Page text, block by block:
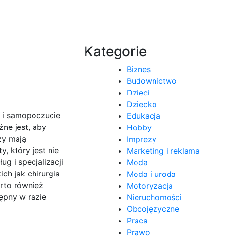
samopoczucie
jest, aby
mają
który jest nie
i specjalizacji
jak chirurgia
również
w razie
Kategorie
Biznes
Budownictwo
Dzieci
Dziecko
Edukacja
Hobby
Imprezy
Marketing i reklama
Moda
Moda i uroda
Motoryzacja
Nieruchomości
Obcojęzyczne
Praca
Prawo